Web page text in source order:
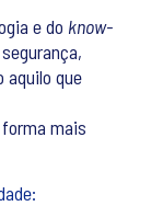
e do know-
que
mais